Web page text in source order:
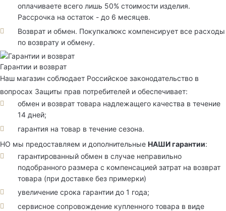
оплачиваете всего лишь 50% стоимости изделия.
Рассрочка на остаток - до 6 месяцев.
Возврат и обмен. Покупкалюкс компенсирует все расходы
по возврату и обмену.
Гарантии и возврат
Наш магазин соблюдает Российское законодательство в
вопросах Защиты прав потребителей и обеспечивает:
обмен и возврат товара надлежащего качества в течение
14 дней;
гарантия на товар в течение сезона.
НО мы предоставляем и дополнительные НАШИ гарантии:
гарантированный обмен в случае неправильно
подобранного размера с компенсацией затрат на возврат
товара (при доставке без примерки)
увеличение срока гарантии до 1 года;
сервисное сопровождение купленного товара в виде